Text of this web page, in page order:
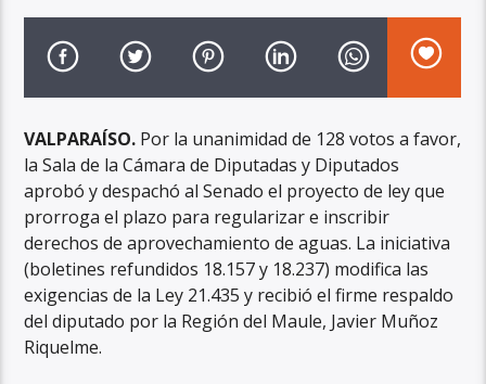
VALPARAÍSO. Por la unanimidad de 128 votos a favor,
la Sala de la Cámara de Diputadas y Diputados
aprobó y despachó al Senado el proyecto de ley que
prorroga el plazo para regularizar e inscribir
derechos de aprovechamiento de aguas. La iniciativa
(boletines refundidos 18.157 y 18.237) modifica las
exigencias de la Ley 21.435 y recibió el firme respaldo
del diputado por la Región del Maule, Javier Muñoz
Riquelme.